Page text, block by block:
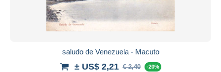
saludo de Venezuela - Macuto
± US$ 2,21 € 2,40 -20%